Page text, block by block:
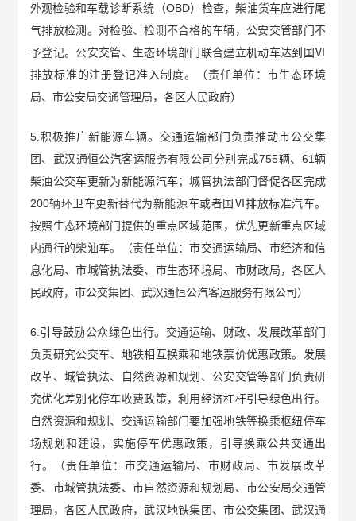
外观检验和车载诊断系统（OBD）检查，柴油货车应进行尾
气排放检测。对检验、检测不合格的车辆，公安交管部门不
予登记。公安交管、生态环境部门联合建立机动车达到国Ⅵ
排放标准的注册登记准入制度。（责任单位：市生态环境
局、市公安局交通管理局，各区人民政府）
5.积极推广新能源车辆。交通运输部门负责推动市公交集
团、武汉通恒公汽客运服务有限公司分别完成755辆、61辆
柴油公交车更新为新能源汽车；城管执法部门督促各区完成
200辆环卫车更新替代为新能源车或者国Ⅵ排放标准汽车。
按照生态环境部门提供的重点区域范围，优先更新重点区域
内通行的柴油车。（责任单位：市交通运输局、市经济和信
息化局、市城管执法委、市生态环境局、市财政局，各区人
民政府，市公交集团、武汉通恒公汽客运服务有限公司）
6.引导鼓励公众绿色出行。交通运输、财政、发展改革部门
负责研究公交车、地铁相互换乘和地铁票价优惠政策。发展
改革、城管执法、自然资源和规划、公安交管等部门负责研
究优化差别化停车收费政策，利用经济杠杆引导绿色出行。
自然资源和规划、交通运输部门要加强地铁等换乘枢纽停车
场规划和建设，实施停车优惠政策，引导换乘公共交通出
行。（责任单位：市交通运输局、市财政局、市发展改革
委、市城管执法委、市自然资源和规划局、市公安局交通管
理局，各区人民政府，武汉地铁集团、市公交集团、武汉通